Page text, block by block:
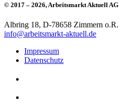
© 2017 – 2026, Arbeitsmarkt Aktuell AG
Albring 18, D-78658 Zimmern o.R.
info@arbeitsmarkt-aktuell.de
Impressum
Datenschutz